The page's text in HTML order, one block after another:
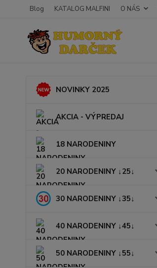
Blog KATALOG MALFINI O NÁS
NOVINKY 2025
AKCIA - VÝPREDAJ
18 NARODENINY
20 NARODENINY ↓25↓
30 NARODENINY ↓35↓
40 NARODENINY ↓45↓
50 NARODENINY ↓55↓